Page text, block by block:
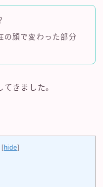
の顔で変わった部分
きました。
[ hide]